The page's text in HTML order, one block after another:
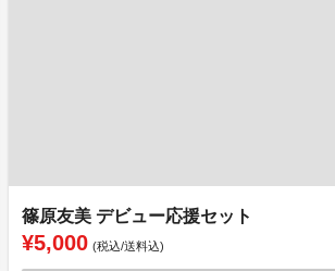
篠原友美 デビュー応援セット
¥5,000 (税込/送料込)